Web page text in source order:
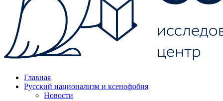
Главная
Русский национализм и ксенофобия
Новости